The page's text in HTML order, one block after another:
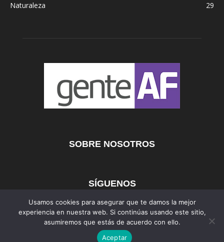
Naturaleza
29
SOBRE NOSOTROS
SÍGUENOS
AFmedios MujerAF AutosAF
©
Usamos cookies para asegurar que te damos la mejor
experiencia en nuestra web. Si continúas usando este sitio,
asumiremos que estás de acuerdo con ello.
Aceptar